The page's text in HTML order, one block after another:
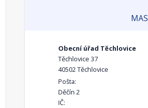
MAS
Obecní úřad Těchlovice
Těchlovice 37
40502 Těchlovice
Pošta:
Děčín 2
IČ: